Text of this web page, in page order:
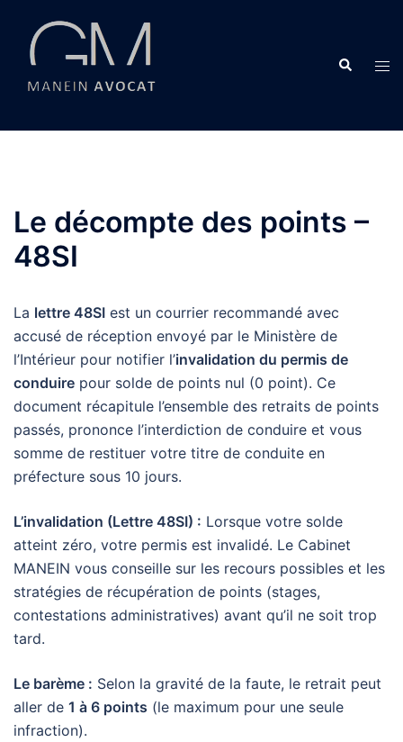
contenu
Le décompte des points –
48SI
La lettre 48SI est un courrier recommandé avec
accusé de réception envoyé par le Ministère de
l’Intérieur pour notifier l’invalidation du permis de
conduire pour solde de points nul (0 point). Ce
document récapitule l’ensemble des retraits de points
passés, prononce l’interdiction de conduire et vous
somme de restituer votre titre de conduite en
préfecture sous 10 jours.
L’invalidation (Lettre 48SI) : Lorsque votre solde
atteint zéro, votre permis est invalidé. Le Cabinet
MANEIN vous conseille sur les recours possibles et les
stratégies de récupération de points (stages,
contestations administratives) avant qu’il ne soit trop
tard.
Le barème : Selon la gravité de la faute, le retrait peut
aller de 1 à 6 points (le maximum pour une seule
infraction).